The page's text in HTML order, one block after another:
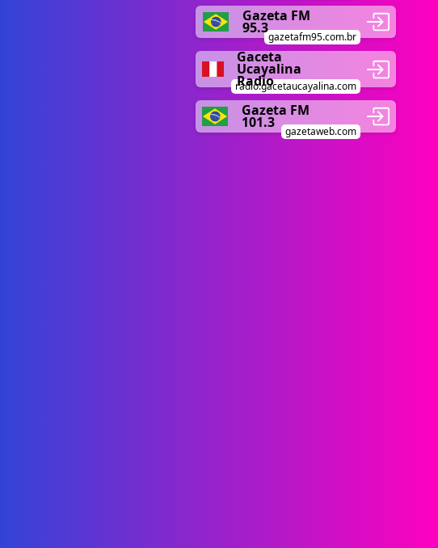
Gazeta FM
95.3
gazetafm95.com.br
Gaceta
Ucayalina
Radio
radio.gacetaucayalina.com
Gazeta FM
101.3
gazetaweb.com